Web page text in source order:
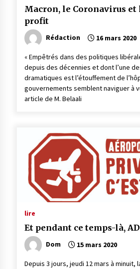
Macron, le Coronavirus et
profit
Rédaction 16 mars 2020
« Empêtrés dans des politiques
depuis des décennies et dont l’une
dramatiques est l’étouffement de
gouvernements semblent naviguer à
article de M. Belaali
lire
Et pendant ce temps-là,
Dom 15 mars 2020
Depuis 3 jours, jeudi 12 mars à minuit,